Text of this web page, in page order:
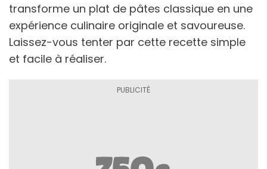
transforme un plat de pâtes classique en une
expérience culinaire originale et savoureuse.
Laissez-vous tenter par cette recette simple
et facile à réaliser.